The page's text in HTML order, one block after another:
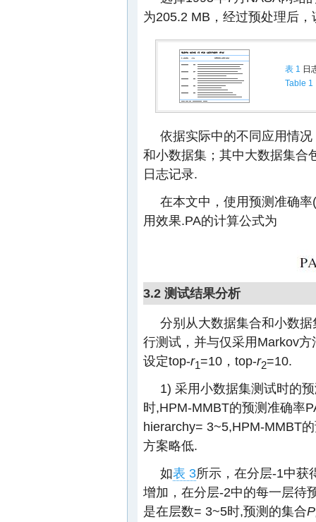
为205.2 MB，经过预处理后
表 1 日
Table 1
依据实际中的不同应用情
和小数据集；其中大数据集合
日志记录.
在本文中，使用预测准确
用效果.PA的计算公式为
3.2 测试结果分析
分别从大数据集合和小数
行测试，并与仅采用Markov
设定top-r1=10，top-r2=10.
1) 采用小数据集测试时的
时,HPM-MMBT的预测准确率
hierarchy= 3~5,HPM-MMBT
方案略低.
如表 3所示，在分层-1中获
增加，在分层-2中的每一层待
是在层数= 3~5时,预测的集合P